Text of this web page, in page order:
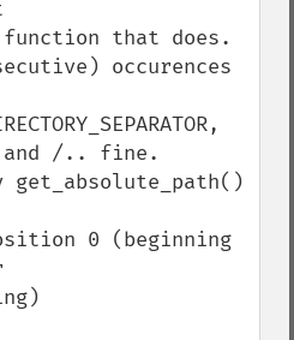
that does.
occurences
and /.. fine.
get_absolute_path()
0 (beginning